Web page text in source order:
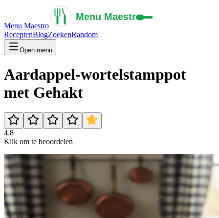
Menu Maestro
ReceptenBlogZoekenRandom
Open menu
Aardappel-wortelstamppot
met Gehakt
4.8
Klik om te beoordelen